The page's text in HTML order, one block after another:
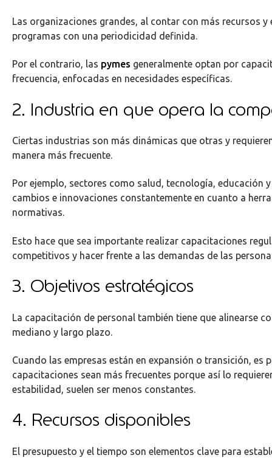
Las organizaciones grandes, al contar con más recursos y
programas con una periodicidad definida.
Por el contrario, las pymes generalmente optan por
frecuencia, enfocadas en necesidades específicas.
2. Industria en que opera la
Ciertas industrias son más dinámicas que otras y
manera más frecuente.
Por ejemplo, sectores como salud, tecnología, educación
cambios e innovaciones constantemente en cuanto a
normativas.
Esto hace que sea importante realizar capacitaciones
competitivos y hacer frente a las demandas de las
3. Objetivos estratégicos
La capacitación de personal también tiene que alinearse
mediano y largo plazo.
Cuando las empresas están en expansión o transición, es
capacitaciones sean más frecuentes porque así lo
estabilidad, suelen ser menos constantes.
4. Recursos disponibles
El presupuesto y el tiempo son elementos clave para